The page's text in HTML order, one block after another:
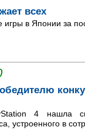
всех
в Японии за
4 нашла
устроенного в